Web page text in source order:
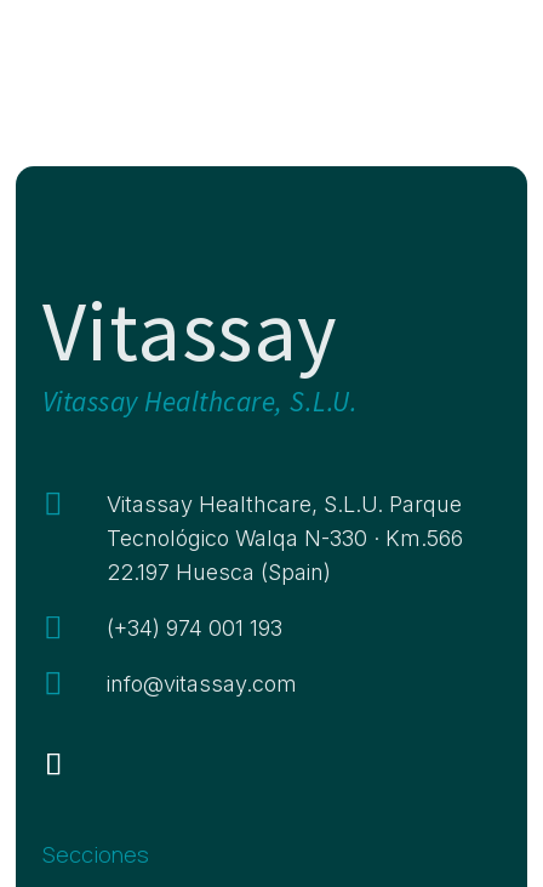
Vitassay
Vitassay Healthcare, S.L.U.

Vitassay Healthcare, S.L.U. Parque
Tecnológico Walqa N-330 · Km.566
22.197 Huesca (Spain)
 (+34) 974 001 193
 info@vitassay.com
Secciones